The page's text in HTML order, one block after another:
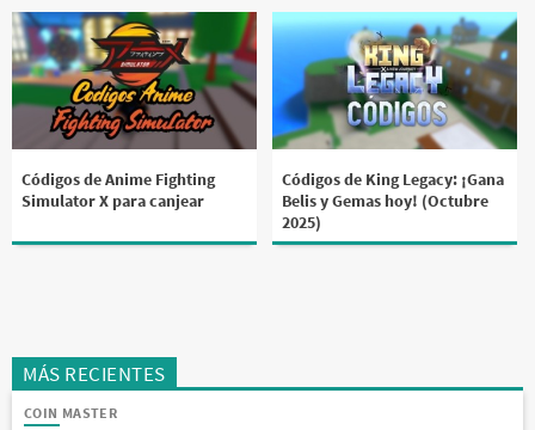
Códigos de Anime Fighting
Simulator X para canjear
Códigos de King Legacy: ¡Gana
Belis y Gemas hoy! (Octubre
2025)
MÁS RECIENTES
COIN MASTER